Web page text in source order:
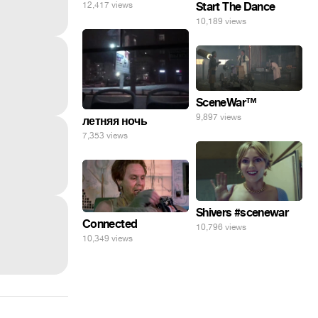
12,417 views Start The Dance
10,189 views
летняя ночь
7,353 views
SceneWar™
9,897 views
Shivers #scenewar
10,796 views
Connected
10,349 views